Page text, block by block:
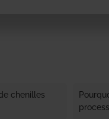
chenilles